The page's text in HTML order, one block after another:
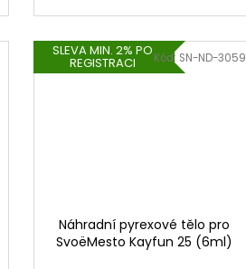
SLEVA MIN. 2% PO
REGISTRACI
Náhradní pyrexové tělo pro
SvoëMesto Kayfun 25 (6ml)
Kód: SN-ND-3059